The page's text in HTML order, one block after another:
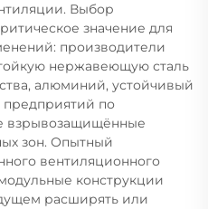
Выбор
значение для
производители
нержавеющую сталь
алюминий, устойчивый
по
взрывозащищённые
зон. Опытный
вентиляционного
конструкции
расширять или